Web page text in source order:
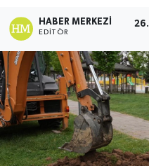
HABER MERKEZI
EDITÖR